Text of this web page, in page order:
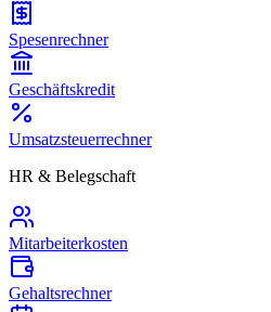
Spesenrechner
Geschäftskredit
Umsatzsteuerrechner
HR & Belegschaft
Mitarbeiterkosten
Gehaltsrechner